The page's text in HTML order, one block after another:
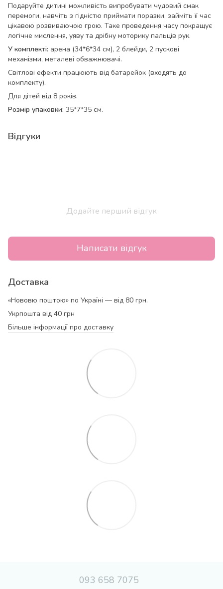
Подаруйте дитині можливість випробувати чудовий смак
перемоги, навчіть з гідністю приймати поразки, займіть її час
цікавою розвиваючою грою. Таке проведення часу покращує
логічне мислення, уяву та дрібну моторику пальців рук.
У комплекті: арена (34*6*34 см), 2 блейди, 2 пускові
механізми, металеві обважнювачі.
Світлові ефекти працюють від батарейок (входять до
комплекту).
Для дітей від 8 років.
Розмір упаковки: 35*7*35 см.
Відгуки
Додайте перший відгук
Написати відгук
Доставка
«Нововю поштою» по Україні — від 80 грн.
Укрпошта від 40 грн
Більше інформації про доставку
093 658 7075